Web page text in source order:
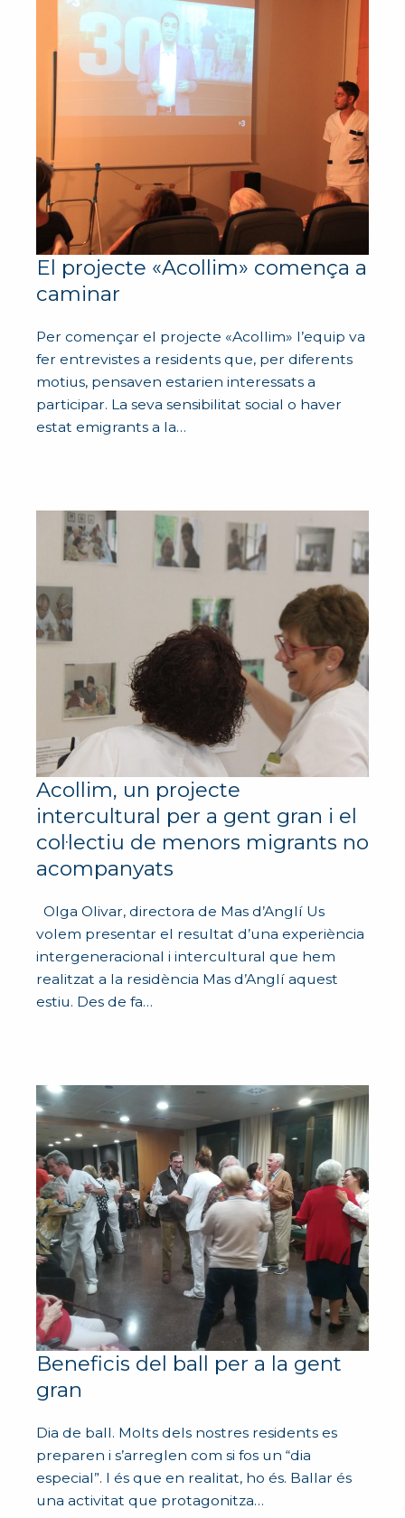
El projecte «Acollim» comença a
caminar
Per començar el projecte «Acollim» l’equip va
fer entrevistes a residents que, per diferents
motius, pensaven estarien interessats a
participar. La seva sensibilitat social o haver
estat emigrants a la…
Acollim, un projecte
intercultural per a gent gran i el
col·lectiu de menors migrants no
acompanyats
Olga Olivar, directora de Mas d’Anglí Us
volem presentar el resultat d’una experiència
intergeneracional i intercultural que hem
realitzat a la residència Mas d’Anglí aquest
estiu. Des de fa…
Beneficis del ball per a la gent
gran
Dia de ball. Molts dels nostres residents es
preparen i s’arreglen com si fos un “dia
especial”. I és que en realitat, ho és. Ballar és
una activitat que protagonitza…